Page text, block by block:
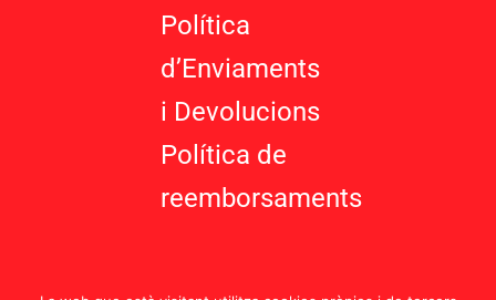
Política
d’Enviaments
i Devolucions
Política de
reemborsaments